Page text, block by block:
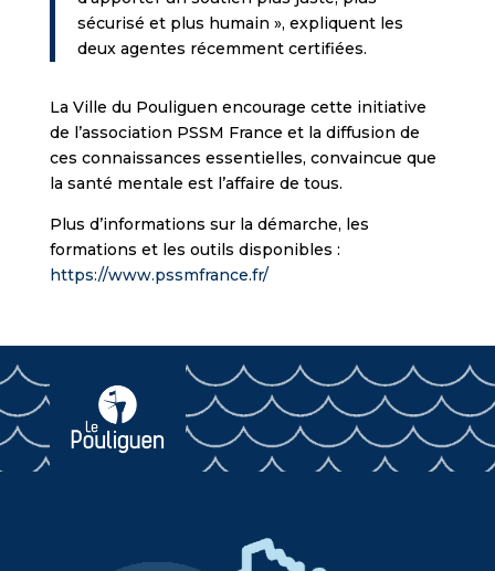
sécurisé et plus humain », expliquent les
deux agentes récemment certifiées.
La Ville du Pouliguen encourage cette initiative
de l’association PSSM France et la diffusion de
ces connaissances essentielles, convaincue que
la santé mentale est l’affaire de tous.
Plus d’informations sur la démarche, les
formations et les outils disponibles :
https://www.pssmfrance.fr/